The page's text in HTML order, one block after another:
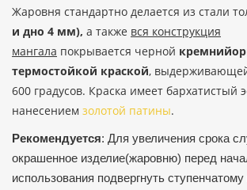
Жаровня стандартно делается из стали
и дно 4 мм), а также вся конструкция
мангала покрывается черной
термостойкой краской,
600 градусов. Краска имеет бархатистый
нанесением золотой патины.
Рекомендуется: Для увеличения срока
окрашенное изделие(жаровню) перед
использования подвергнуть ступенчатому